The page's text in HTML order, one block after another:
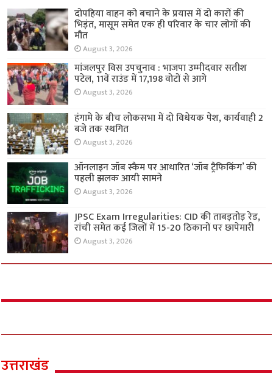
दोपहिया वाहन को बचाने के प्रयास में दो कारों की
भिड़ंत, मासूम समेत एक ही परिवार के चार लोगों की
मौत
August 3, 2026
मांजलपुर विस उपचुनाव : भाजपा उम्मीदवार सतीश
पटेल, 11वें राउंड में 17,198 वोटों से आगे
August 3, 2026
हंगामे के बीच लोकसभा में दो विधेयक पेश, कार्यवाही 2
बजे तक स्थगित
August 3, 2026
ऑनलाइन जॉब स्कैम पर आधारित ‘जॉब ट्रैफिकिंग’ की
पहली झलक आयी सामने
August 3, 2026
JPSC Exam Irregularities: CID की ताबड़तोड़ रेड,
रांची समेत कई जिलों में 15-20 ठिकानों पर छापेमारी
August 3, 2026
उत्तराखंड